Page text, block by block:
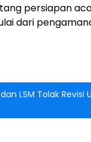
persiapan
dari
LSM Tolak